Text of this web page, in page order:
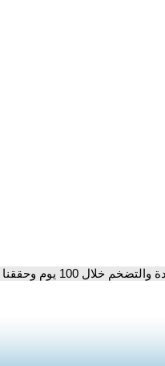
استقرارًا اقتصاديًا سريعًا